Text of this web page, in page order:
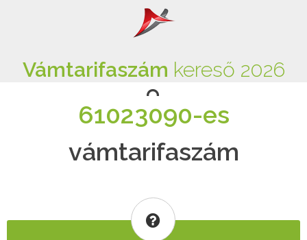
Vámtarifaszám kereső 2026
61023090-es
vámtarifaszám